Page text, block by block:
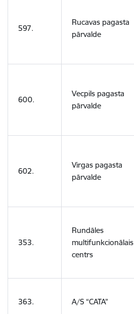
597.
Rucavas pagasta
pārvalde
600.
Vecpils pagasta
pārvalde
602.
Virgas pagasta
pārvalde
353.
Rundāles
multifunkcionālais
centrs
363. A/S “CATA”